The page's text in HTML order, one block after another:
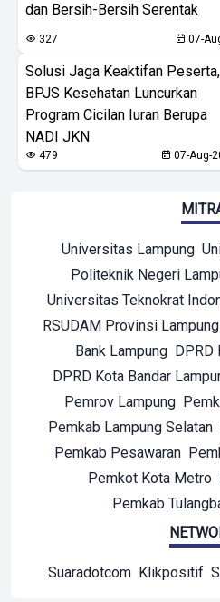
dan Bersih-Bersih Serentak
327 07-
Solusi Jaga Keaktifan Peserta,
BPJS Kesehatan Luncurkan
Program Cicilan Iuran Berupa
NADI JKN
479 07-Aug-
Universitas Lampung
Politeknik Negeri
Universitas Teknokrat
RSUDAM Provinsi Lampung
Bank Lampung
DPRD Kota Bandar
Pemrov Lampung
Pemkab Lampung Selatan
Pemkab Pesawaran
Pemkot Kota Metro
Pemkab
Suaradotcom Klikpositif